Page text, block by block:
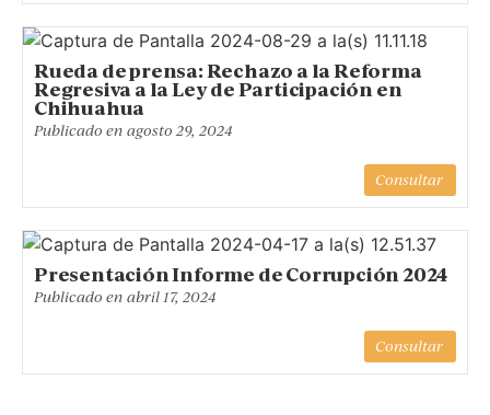
Rueda de prensa: Rechazo a la Reforma
Regresiva a la Ley de Participación en
Chihuahua
Publicado en agosto 29, 2024
Consultar
Presentación Informe de Corrupción 2024
Publicado en abril 17, 2024
Consultar